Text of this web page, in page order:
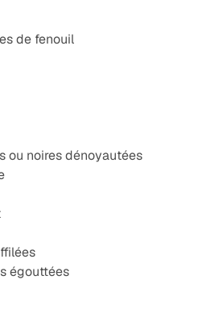
de fenouil
ou noires dénoyautées
égouttées